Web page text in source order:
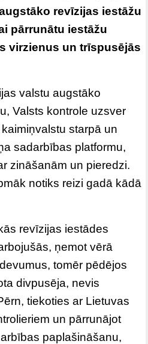
revīzijas iestāžu
pārrunātu iestāžu
virzienus un trīspusējās
valstu augstāko
Valsts kontrole uzsver
starpā un
sadarbības platformu,
zināšanām un pieredzi.
notiks reizi gadā kādā
revīzijas iestādes
ņemot vērā
tomēr pēdējos
divpusēja, nevis
tiekoties ar Lietuvas
un pārrunājot
paplašināšanu,